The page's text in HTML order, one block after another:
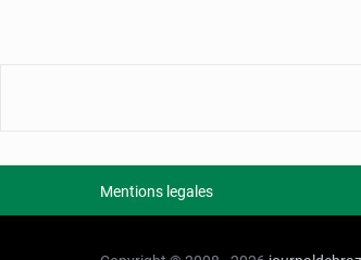
Mentions legales